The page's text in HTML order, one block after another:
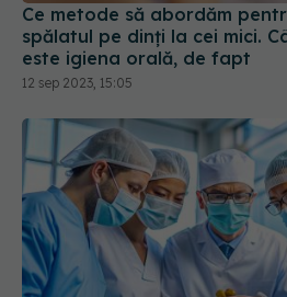
Ce metode să abordăm
spălatul pe dinți la cei mici.
este igiena orală, de fapt
12 sep 2023, 15:05